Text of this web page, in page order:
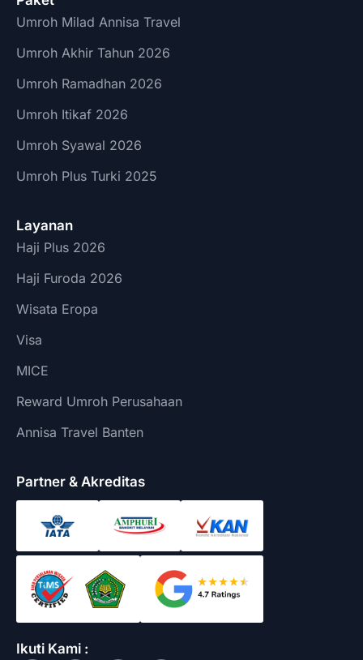
Umroh Milad Annisa Travel
Umroh Akhir Tahun 2026
Umroh Ramadhan 2026
Umroh Itikaf 2026
Umroh Syawal 2026
Umroh Plus Turki 2025
Layanan
Haji Plus 2026
Haji Furoda 2026
Wisata Eropa
Visa
MICE
Reward Umroh Perusahaan
Annisa Travel Banten
Partner & Akreditas
Ikuti Kami :